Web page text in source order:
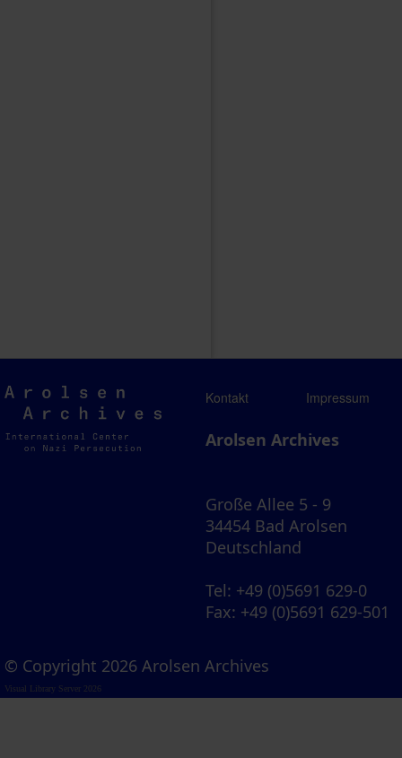
Arolsen
Archives
Kontakt Impressum
Arolsen Archives
Große Allee 5 - 9
34454 Bad Arolsen
Deutschland
Tel: +49 (0)5691 629-0
Fax: +49 (0)5691 629-501
© Copyright 2026 Arolsen Archives
Visual Library Server 2026